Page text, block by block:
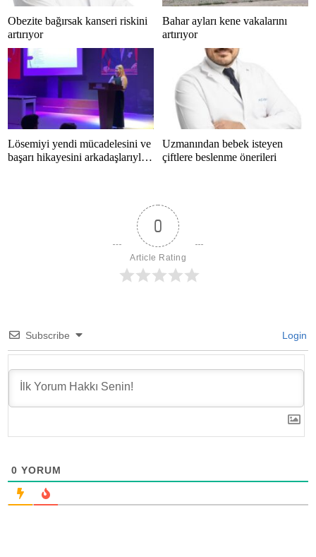
Obezite bağırsak kanseri riskini
artırıyor
Bahar ayları kene vakalarını
artırıyor
Lösemiyi yendi mücadelesini ve
başarı hikayesini arkadaşlarıyla
Uzmanından bebek isteyen
çiftlere beslenme önerileri
0
Article Rating
Subscribe Login
0 YORUM